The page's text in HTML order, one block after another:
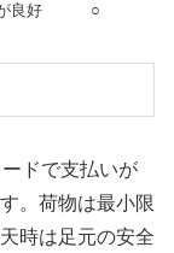
良好 ○
ドで支払いが
。荷物は最小限
時は足元の安全